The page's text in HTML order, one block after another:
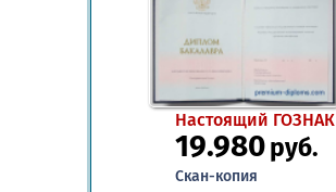
Настоящий ГОЗНАК
19.980руб.
Скан-копия